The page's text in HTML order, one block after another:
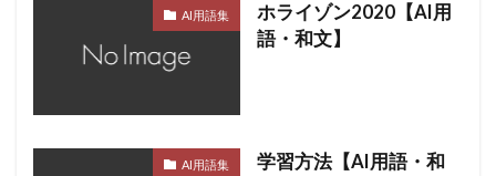
AI用語集
ホライゾン2020【AI用
語・和文】
AI用語集
学習方法【AI用語・和